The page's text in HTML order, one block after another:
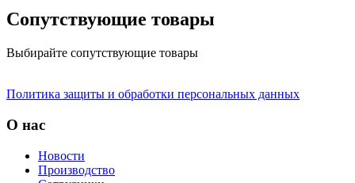
Сопутствующие товары
Выбирайте сопутствующие товары
Политика защиты и обработки персональных данных
О нас
Новости
Производство